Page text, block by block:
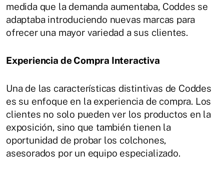
medida que la demanda aumentaba, Coddes se
adaptaba introduciendo nuevas marcas para
ofrecer una mayor variedad a sus clientes.
Experiencia de Compra Interactiva
Una de las características distintivas de Coddes
es su enfoque en la experiencia de compra. Los
clientes no solo pueden ver los productos en la
exposición, sino que también tienen la
oportunidad de probar los colchones,
asesorados por un equipo especializado.